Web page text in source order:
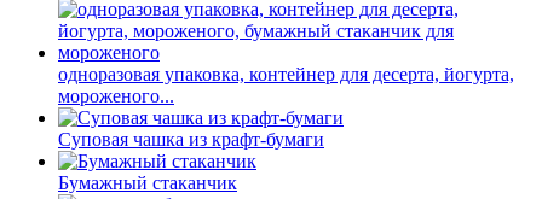
одноразовая упаковка, контейнер для десерта, йогурта,
мороженого...
Суповая чашка из крафт-бумаги
Бумажный стаканчик